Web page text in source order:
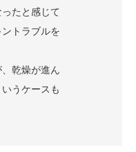
たと感じて
トラブルを
、乾燥が進ん
うケースも